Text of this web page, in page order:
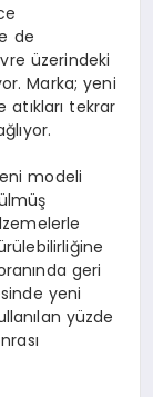
de
üzerindeki
Marka; yeni
tekrar
modeli
geri
yeni
yüzde